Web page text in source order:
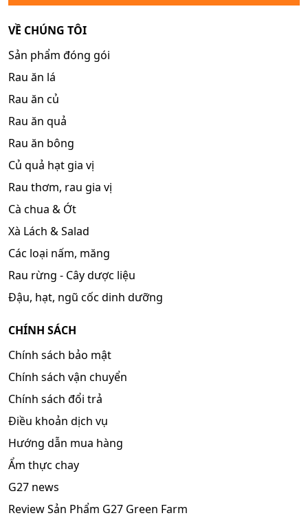
VỀ CHÚNG TÔI
Sản phẩm đóng gói
Rau ăn lá
Rau ăn củ
Rau ăn quả
Rau ăn bông
Củ quả hạt gia vị
Rau thơm, rau gia vị
Cà chua & Ớt
Xà Lách & Salad
Các loại nấm, măng
Rau rừng - Cây dược liệu
Đậu, hạt, ngũ cốc dinh dưỡng
CHÍNH SÁCH
Chính sách bảo mật
Chính sách vận chuyển
Chính sách đổi trả
Điều khoản dịch vụ
Hướng dẫn mua hàng
Ẩm thực chay
G27 news
Review Sản Phẩm G27 Green Farm